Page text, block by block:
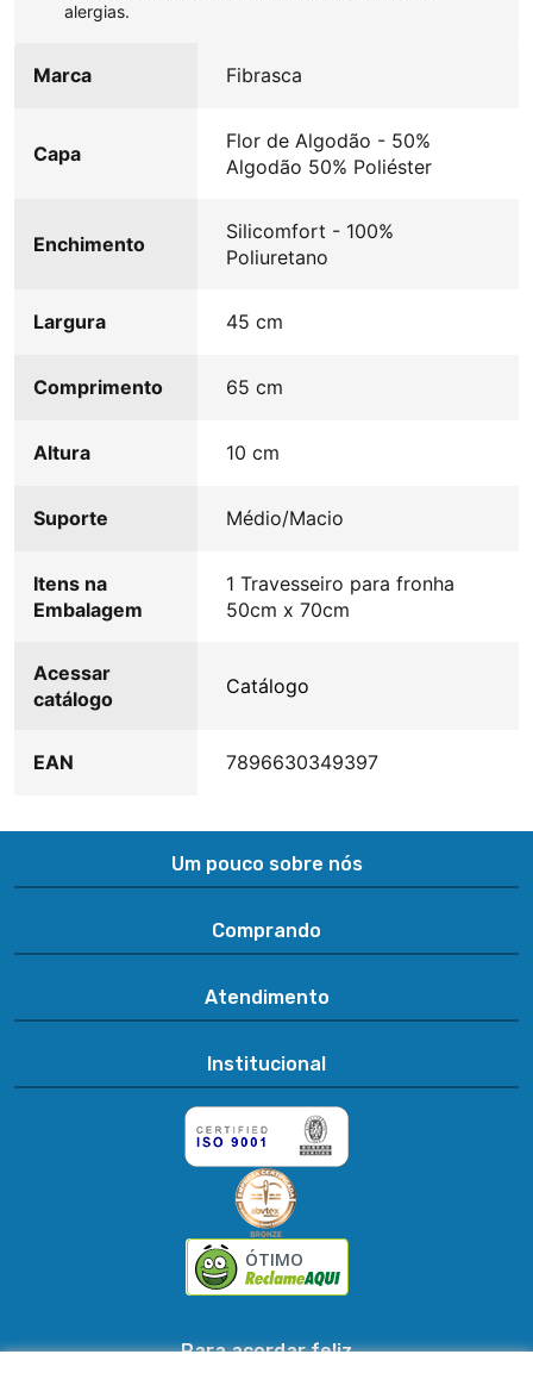
alergias.
Marca Fibrasca
Capa
Flor de Algodão - 50%
Algodão 50% Poliéster
Enchimento
Silicomfort - 100%
Poliuretano
Largura 45 cm
Comprimento 65 cm
Altura 10 cm
Suporte Médio/Macio
Itens na
Embalagem
1 Travesseiro para fronha
50cm x 70cm
Acessar
catálogo
Catálogo
EAN 7896630349397
Um pouco sobre nós
Comprando
Atendimento
Institucional
ÓTIMO
Para acordar feliz